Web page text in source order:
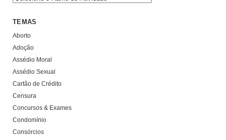
TEMAS
Aborto
Adoção
Assédio Moral
Assédio Sexual
Cartão de Crédito
Censura
Concursos & Exames
Condomínio
Consórcios